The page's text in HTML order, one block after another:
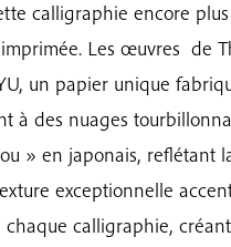
calligraphie encore
Les œuvres de
un papier unique
à des nuages
» en japonais, reflétant
exceptionnelle
calligraphie,